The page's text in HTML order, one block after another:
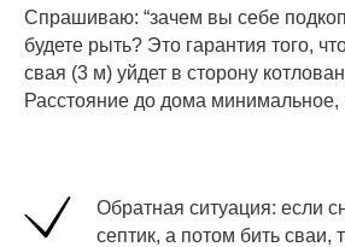
Спрашиваю: “зачем вы себе
будете рыть? Это гарантия того,
свая (3 м) уйдет в сторону
Расстояние до дома минимальное,
Обратная ситуация: если
септик, а потом бить сваи,